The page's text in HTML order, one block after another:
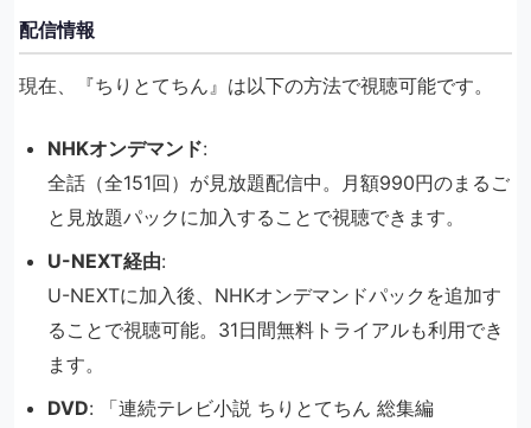
配信情報
現在、『ちりとてちん』は以下の方法で視聴可能です。
NHKオンデマンド:
全話（全151回）が見放題配信中。月額990円のまるご
と見放題パックに加入することで視聴できます。
U-NEXT経由:
U-NEXTに加入後、NHKオンデマンドパックを追加す
ることで視聴可能。31日間無料トライアルも利用でき
ます。
DVD: 「連続テレビ小説 ちりとてちん 総集編